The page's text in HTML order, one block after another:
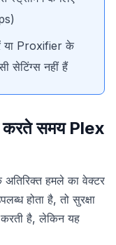
या Proxifier के
सेटिंग्स नहीं हैं
करते समय Plex
हमले का वेक्टर
होता है, तो सुरक्षा
करती है, लेकिन यह